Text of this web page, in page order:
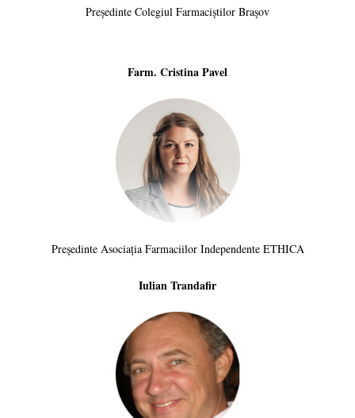
Președinte Colegiul Farmaciștilor Brașov
Farm. Cristina Pavel
Președinte Asociația Farmaciilor Independente ETHICA
Iulian Trandafir